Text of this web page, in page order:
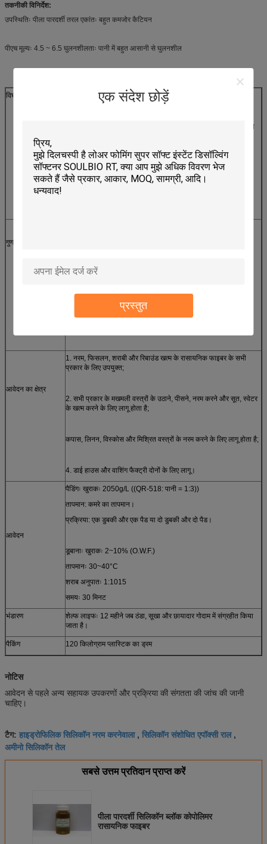
एक संदेश छोड़ें
प्रस्तुत
तकनीकी विनिर्देश:
उपस्थितिः पीला पारदर्शी तरल एकांतः बहुत कमजोर कैटियन
पीएच मूल्यः 4.5 ~ 6.5 घुलनशीलताः पानी में बहुत आसानी से घुलनशील
विघटन विधि पहले कंटेनर में एक भाग QR-518 जोड़ें, एक भाग पानी जोड़ें
हलचल करते समय, 30 मिनट तक हलचल करें जब तक कि मिश्रण चालू न हो
पारदर्शी तरल में, फिर शेष 2 भाग पानी जोड़ें,
गुण
4. कम पीलापन, अच्छी स्थायित्व और मिट्टी रिलीज़।
आवेदन का क्षेत्र
1. नरम, फिसलन, शराबी और रिबाउंड खत्म के रासायनिक फाइबर के सभी
प्रकार के लिए उपयुक्त;
2. सभी प्रकार के मखमली वस्त्रों के उठाने, पीसने, नरम करने और सूत, स्वेटर
के खत्म करने के लिए लागू होता है;
कपास, लिनन, विस्कोस और मिश्रित वस्त्रों के नरम करने के लिए लागू होता है;
4. डाई हाउस और वाशिंग फैक्ट्री दोनों के लिए लागू।
आवेदन
पैडिंगः खुराकः 2050g/L ((QR-518: पानी = 1:3))
तापमान: कमरे का तापमान।
प्रक्रिया: एक डुबकी और एक पैड या दो डुबकी और दो पैड।
डूबानाः खुराकः 2~10% (O.W.F.)
तापमानः 30~40°C
शराब अनुपातः 1:1015
समयः 30 मिनट
भंडारण
शेल्फ लाइफः 12 महीने जब ठंडा, सूखा और छायादार गोदाम में संग्रहीत किया
जाता है।
पैकिंग 120 किलोग्राम प्लास्टिक का ड्रम
नोटिस
आवेदन से पहले अन्य सहायक उपकरणों और प्रक्रिया की संगतता की जांच की जानी
चाहिए।
टैग: हाइड्रोफिलिक सिलिकॉन नरम करनेवाला, सिलिकॉन संशोधित एपॉक्सी राल,
अमीनो सिलिकॉन तेल
सबसे उत्तम प्रतिदान प्राप्त करें
पीला पारदर्शी सिलिकॉन ब्लॉक कोपोलिमर
रासायनिक फाइबर